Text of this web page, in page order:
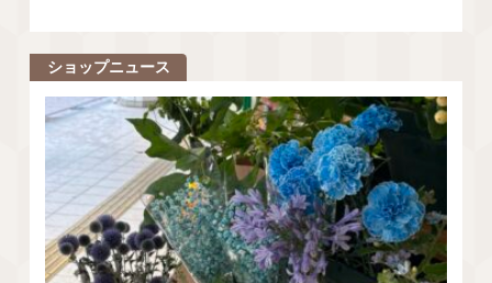
ショップニュース